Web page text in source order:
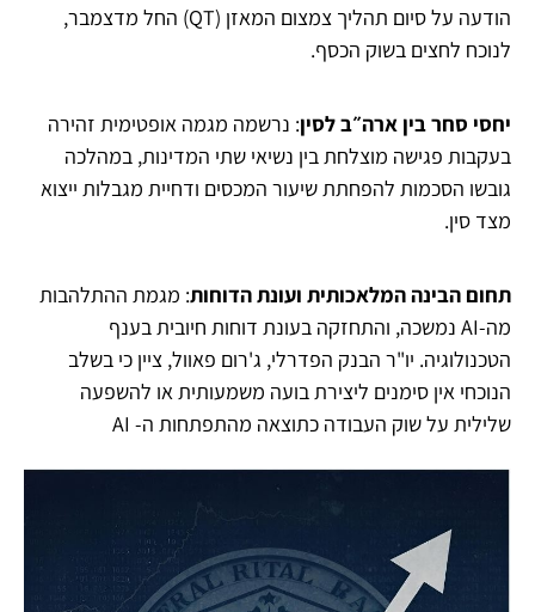
הודעה על סיום תהליך צמצום המאזן (QT) החל מדצמבר,
לנוכח לחצים בשוק הכסף.
יחסי סחר בין ארה״ב לסין: נרשמה מגמה אופטימית זהירה
בעקבות פגישה מוצלחת בין נשיאי שתי המדינות, במהלכה
גובשו הסכמות להפחתת שיעור המכסים ודחיית מגבלות ייצוא
מצד סין.
תחום הבינה המלאכותית ועונת הדוחות: מגמת ההתלהבות
מה-AI נמשכה, והתחזקה בעונת דוחות חיובית בענף
הטכנולוגיה. יו"ר הבנק הפדרלי, ג'רום פאוול, ציין כי בשלב
הנוכחי אין סימנים ליצירת בועה משמעותית או להשפעה
שלילית על שוק העבודה כתוצאה מהתפתחות ה- AI